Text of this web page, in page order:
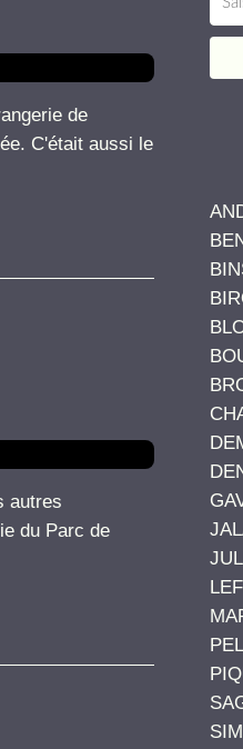
de
C'était aussi le
autres
du Parc de